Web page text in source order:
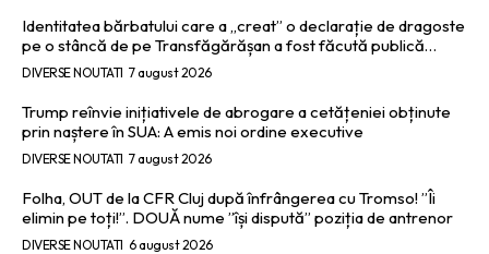
Identitatea bărbatului care a „creat” o declarație de dragoste
pe o stâncă de pe Transfăgărășan a fost făcută publică…
DIVERSE NOUTATI 7 august 2026
Trump reînvie inițiativele de abrogare a cetățeniei obținute
prin naștere în SUA: A emis noi ordine executive
DIVERSE NOUTATI 7 august 2026
Folha, OUT de la CFR Cluj după înfrângerea cu Tromso! ”Îi
elimin pe toți!”. DOUĂ nume ”își dispută” poziția de antrenor
DIVERSE NOUTATI 6 august 2026